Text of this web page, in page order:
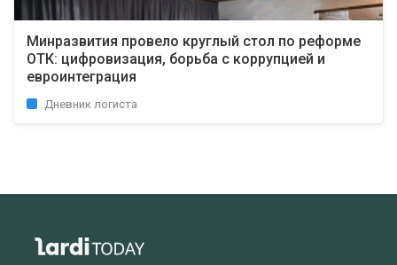
Минразвития провело круглый стол по реформе
ОТК: цифровизация, борьба с коррупцией и
евроинтеграция
Дневник логиста